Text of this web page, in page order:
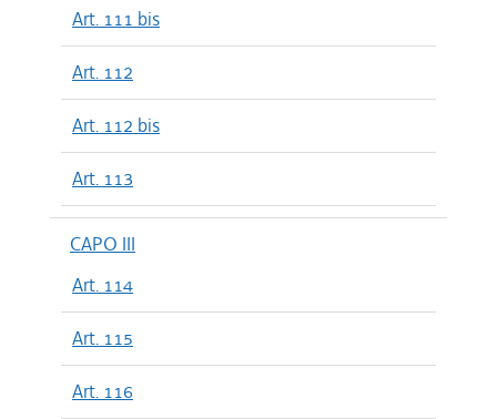
Art. 111 bis
Art. 112
Art. 112 bis
Art. 113
CAPO III
Art. 114
Art. 115
Art. 116